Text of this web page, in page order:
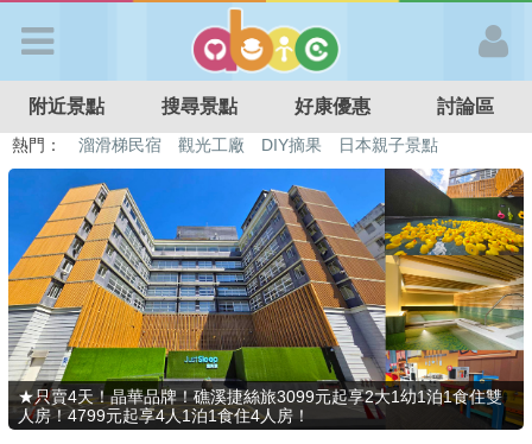
APP登入
首 頁
搜尋景點
好康優惠
最新消息
附近景點 搜尋景點 好康優惠 討論區
熱門： 溜滑梯民宿 觀光工廠 DIY摘果
日本親子景點
特色遊戲場
親子住房優惠 台北親子餐廳 溫泉泡湯SPA
★只賣4天！晶華品牌！礁溪捷絲旅3099元起享2大1幼1泊1食住雙
人房！4799元起享4人1泊1食住4人房！